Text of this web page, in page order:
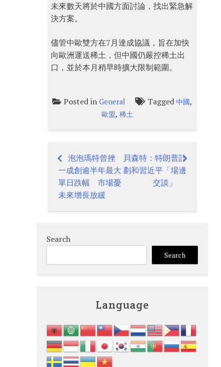
未來數天將於中國方面討論，找出緊急解
決方案。
儘管中歐雙方在7月達成協議，旨在加快
向歐洲運送稀土，但中國仍嚴控稀土出
口，並於本月稍早時擴大限制範圍。
Posted inGeneral Tagged中國,
歐盟,稀土
Post
navigation
泡泡瑪特曾挫
一成創逾半年最大
單日跌幅 市場憂
未來增長放緩
貝森特：特朗普計
劃和習近平「場邊
交談」
Search
Search
Language